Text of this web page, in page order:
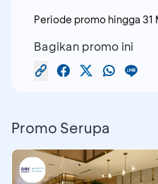
1,69% = 5,07% dari
Rp5.070.000
TotalCashbackyang
Contoh 2:
Bapak Andika (35 th)
Periode promo hingga 31
Bagikan promo ini
Promo Serupa